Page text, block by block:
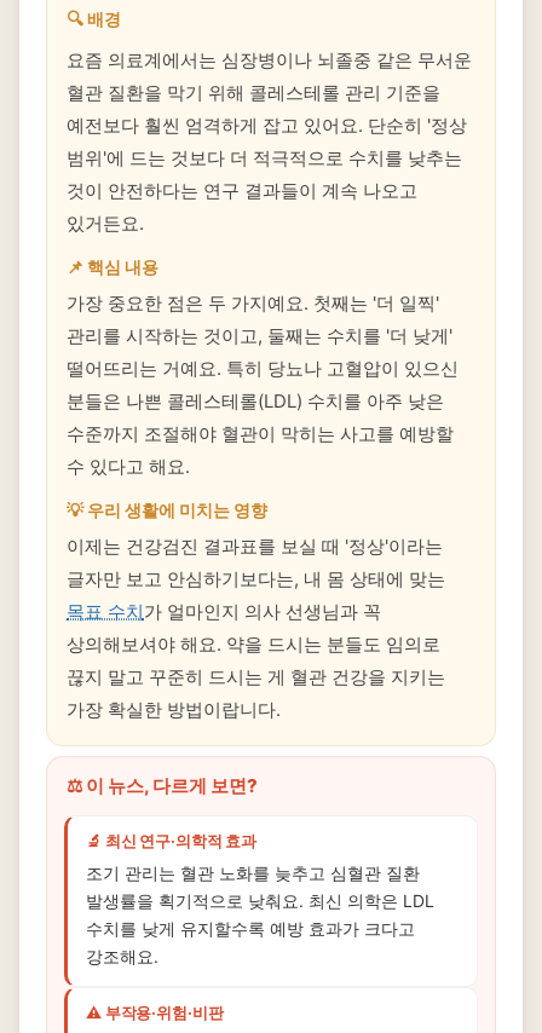
🔍 배경
요즘 의료계에서는 심장병이나 뇌졸중 같은 무서운
혈관 질환을 막기 위해 콜레스테롤 관리 기준을
예전보다 훨씬 엄격하게 잡고 있어요. 단순히 '정상
범위'에 드는 것보다 더 적극적으로 수치를 낮추는
것이 안전하다는 연구 결과들이 계속 나오고
있거든요.
📌 핵심 내용
가장 중요한 점은 두 가지예요. 첫째는 '더 일찍'
관리를 시작하는 것이고, 둘째는 수치를 '더 낮게'
떨어뜨리는 거예요. 특히 당뇨나 고혈압이 있으신
분들은 나쁜 콜레스테롤(LDL) 수치를 아주 낮은
수준까지 조절해야 혈관이 막히는 사고를 예방할
수 있다고 해요.
💡 우리 생활에 미치는 영향
이제는 건강검진 결과표를 보실 때 '정상'이라는
글자만 보고 안심하기보다는, 내 몸 상태에 맞는
목표 수치가 얼마인지 의사 선생님과 꼭
상의해보셔야 해요. 약을 드시는 분들도 임의로
끊지 말고 꾸준히 드시는 게 혈관 건강을 지키는
가장 확실한 방법이랍니다.
⚖️ 이 뉴스, 다르게 보면?
🔬 최신 연구·의학적 효과
조기 관리는 혈관 노화를 늦추고 심혈관 질환
발생률을 획기적으로 낮춰요. 최신 의학은 LDL
수치를 낮게 유지할수록 예방 효과가 크다고
강조해요.
⚠️ 부작용·위험·비판